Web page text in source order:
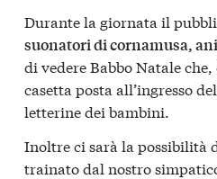
Durante la giornata il
suonatori di cornamusa,
di vedere Babbo Natale
casetta posta all’ingresso
letterine dei bambini.
Inoltre ci sarà la possibilità
trainato dal nostro